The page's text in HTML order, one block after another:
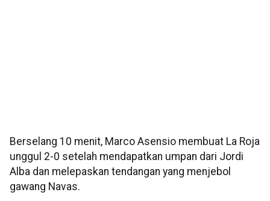
Berselang 10 menit, Marco Asensio membuat La Roja
unggul 2-0 setelah mendapatkan umpan dari Jordi
Alba dan melepaskan tendangan yang menjebol
gawang Navas.